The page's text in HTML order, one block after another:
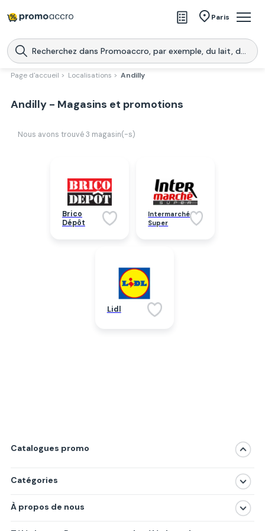
Paris
Magasins
Produits
Promoaccro
Page d'accueil > Localisations > Andilly
Andilly - Magasins et promotions
Nous avons trouvé 3 magasin(-s)
Brico
Dépôt
Intermarché
Super
Lidl
Catalogues promo
Catégories
Produits
À propos de nous